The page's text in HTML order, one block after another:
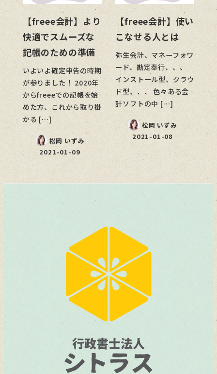
【freee会計】より
快適でスムーズな
記帳のための準備
いよいよ確定申告の時期
が参りました！ 2020年
からfreeeでの記帳を始
めた方、これから取り掛
かる […]
松岡 いずみ
2021-01-09
【freee会計】使い
こなせる人とは
弥生会計、マネーフォワ
ード、勘定奉行、、、
インストール型、クラウ
ド型、、、 色々ある会
計ソフトの中 […]
松岡 いずみ
2021-01-08